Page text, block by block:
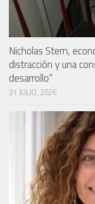
Nicholas Stern,
distracción y una
desarrollo”
31 JULIO, 2026